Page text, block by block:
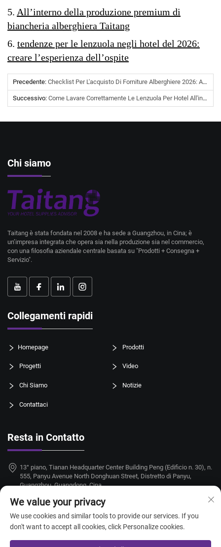
5. All’interno della produzione premium di
biancheria alberghiera Taitang
6. tendenze per le lenzuola negli hotel del 2026:
creare l’esperienza dell’ospite
Precedente: Checklist Per L'acquisto Di Forniture Alberghiere 2026: Aumenta I Punteggi Di Soddisfazione Degli Ospiti
Successivo: Come Lavare Correttamente Le Lenzuola Per Hotel All'ingrosso? La Guida Completa Alla Manutenzione Commerciale
Chi siamo
Taitang è stata fondata nel 2008 e ha sede a Guangzhou, in Cina; è
un’impresa integrata che opera sia nella produzione sia nel commercio,
con una filosofia aziendale centrale basata su "Prodotti + Consegna +
Servizio".
Collegamenti rapidi
Homepage Prodotti
Progetti Video
Chi Siamo Notizie
Contattaci
Resta in Contatto
13° piano, Tianan Headquarter Center Building Peng (Edificio n. 30), n.
555, Panyu Avenue North Donghuan Street, Distretto di Panyu,
Guangzhou, Guangdong, Cina
+86-18924068214
[email protected]
We value your privacy
We use cookies and similar tools to provide our services. If you
don't want to accept all cookies, click Personalize cookies.